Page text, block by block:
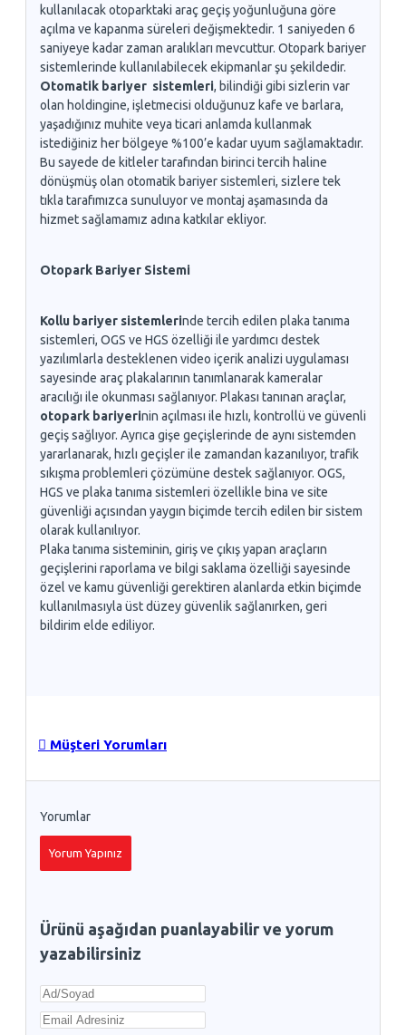
kullanılacak otoparktaki araç geçiş yoğunluğuna göre
açılma ve kapanma süreleri değişmektedir. 1 saniyeden 6
saniyeye kadar zaman aralıkları mevcuttur. Otopark bariyer
sistemlerinde kullanılabilecek ekipmanlar şu şekildedir.
Otomatik bariyer sistemleri, bilindiği gibi sizlerin var
olan holdingine, işletmecisi olduğunuz kafe ve barlara,
yaşadığınız muhite veya ticari anlamda kullanmak
istediğiniz her bölgeye %100’e kadar uyum sağlamaktadır.
Bu sayede de kitleler tarafından birinci tercih haline
dönüşmüş olan otomatik bariyer sistemleri, sizlere tek
tıkla tarafımızca sunuluyor ve montaj aşamasında da
hizmet sağlamamız adına katkılar ekliyor.
Otopark Bariyer Sistemi
Kollu bariyer sistemlerinde tercih edilen plaka tanıma
sistemleri, OGS ve HGS özelliği ile yardımcı destek
yazılımlarla desteklenen video içerik analizi uygulaması
sayesinde araç plakalarının tanımlanarak kameralar
aracılığı ile okunması sağlanıyor. Plakası tanınan araçlar,
otopark bariyerinin açılması ile hızlı, kontrollü ve güvenli
geçiş sağlıyor. Ayrıca gişe geçişlerinde de aynı sistemden
yararlanarak, hızlı geçişler ile zamandan kazanılıyor, trafik
sıkışma problemleri çözümüne destek sağlanıyor. OGS,
HGS ve plaka tanıma sistemleri özellikle bina ve site
güvenliği açısından yaygın biçimde tercih edilen bir sistem
olarak kullanılıyor.
Plaka tanıma sisteminin, giriş ve çıkış yapan araçların
geçişlerini raporlama ve bilgi saklama özelliği sayesinde
özel ve kamu güvenliği gerektiren alanlarda etkin biçimde
kullanılmasıyla üst düzey güvenlik sağlanırken, geri
bildirim elde ediliyor.
Müşteri Yorumları
Yorumlar
Yorum Yapınız
Ürünü aşağıdan puanlayabilir ve yorum
yazabilirsiniz